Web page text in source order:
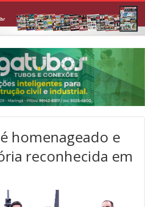
homenageado e
reconhecida em